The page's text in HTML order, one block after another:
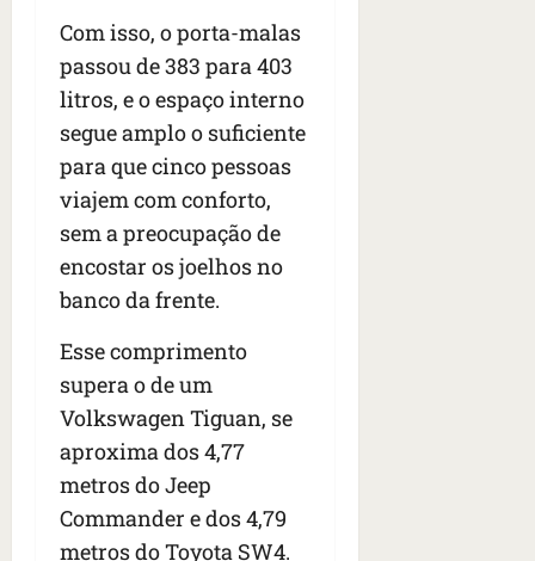
Com isso, o porta-malas
passou de 383 para 403
litros, e o espaço interno
segue amplo o suficiente
para que cinco pessoas
viajem com conforto,
sem a preocupação de
encostar os joelhos no
banco da frente.
Esse comprimento
supera o de um
Volkswagen Tiguan, se
aproxima dos 4,77
metros do Jeep
Commander e dos 4,79
metros do Toyota SW4.